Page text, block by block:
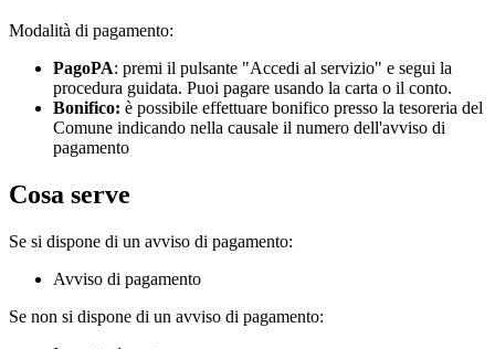
Modalità di pagamento:
PagoPA: premi il pulsante "Accedi al servizio" e segui la
procedura guidata. Puoi pagare usando la carta o il conto.
Bonifico: è possibile effettuare bonifico presso la tesoreria del
Comune indicando nella causale il numero dell'avviso di
pagamento
Cosa serve
Se si dispone di un avviso di pagamento:
Avviso di pagamento
Se non si dispone di un avviso di pagamento: